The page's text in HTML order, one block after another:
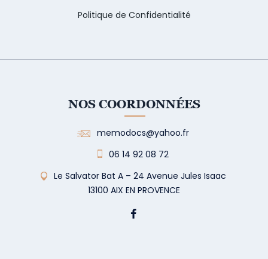
Politique de Confidentialité
NOS COORDONNÉES
memodocs@yahoo.fr
06 14 92 08 72
Le Salvator Bat A – 24 Avenue Jules Isaac
13100 AIX EN PROVENCE